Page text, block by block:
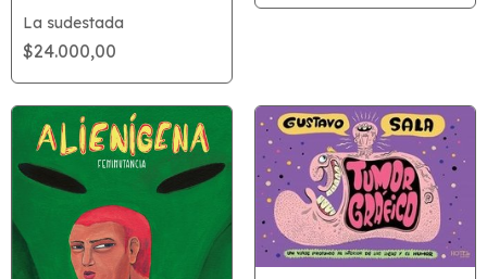
La sudestada
$24.000,00